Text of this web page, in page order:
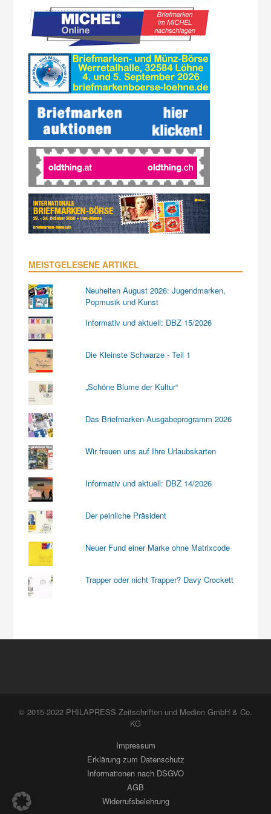
MEISTGELESENE ARTIKEL
Neuheiten August 2026: Jugendmarken,
Popmusik und Kunst
Informativ und aktuell: DBZ 15/2026
Die Kleinste Schwarze - Teil 1
„Schöne Blume der Kultur“
Das Briefmarken-Ausgabeprogramm 2026
Wir freuen uns auf Ihre Urlaubskarten
Informativ und aktuell: DBZ 14/2026
Der peinliche Präsident
Neuer Fund einer Marke ohne Matrixcode
Trapper oder nicht Trapper? Davy Crockett
© 2015-2022 PHILAPRESS Zeitschriften und Medien GmbH & Co.
KG
Impressum
Erklärung zum Datenschutz
Informationen nach DSGVO
AGB
Widerrufsbelehrung